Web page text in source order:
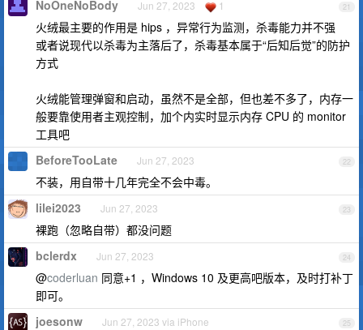
21
NoOneNoBody Jun 27, 2023 1
火绒最主要的作用是 hips ，异常行为监测，杀毒能力并不强
或者说现代以杀毒为主落后了，杀毒基本属于“后知后觉”的防护
方式
火绒能管理弹窗和启动，虽然不是全部，但也差不多了，内存一
般要靠使用者主观控制，加个内实时显示内存 CPU 的 monitor
工具吧
22
BeforeTooLate Jun 27, 2023
不装，用自带十几年完全不会中毒。
23
lilei2023 Jun 27, 2023
裸跑（忽略自带）都没问题
24
bclerdx Jun 27, 2023
@coderluan 同意+1 ，Windows 10 及更高吧版本，及时打补丁
即可。
25
joesonw Jun 27, 2023 via iPhone